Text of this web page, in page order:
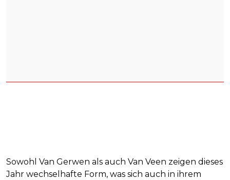
Sowohl Van Gerwen als auch Van Veen zeigen dieses
Jahr wechselhafte Form, was sich auch in ihrem